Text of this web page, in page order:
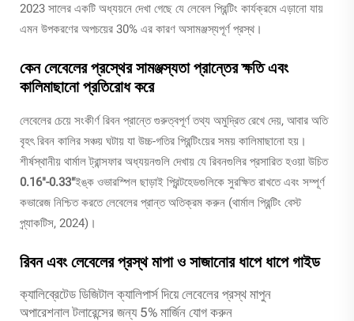
2023 সালের একটি অধ্যয়নে দেখা গেছে যে লেবেল প্রিন্টিং কার্যক্রমে এড়ানো যায়
এমন উপকরণের অপচয়ের 30% এর কারণ অসামঞ্জস্যপূর্ণ প্রস্থ।
কেন লেবেলের প্রস্থের সামঞ্জস্যতা প্রান্তের ক্ষতি এবং
কালিমাছানো প্রতিরোধ করে
লেবেলের চেয়ে সংকীর্ণ রিবন প্রান্তে গুরুত্বপূর্ণ তথ্য অমুদ্রিত রেখে দেয়, আবার অতি
বৃহৎ রিবন কালির সঞ্চয় ঘটায় যা উচ্চ-গতির প্রিন্টিংয়ের সময় কালিমাছানো হয়।
শীর্ষস্থানীয় থার্মাল ট্রান্সফার অধ্যয়নগুলি দেখায় যে রিবনগুলির প্রসারিত হওয়া উচিত
0.16"-0.33"ইঙ্ক ওভারস্পিল ছাড়াই প্রিন্টহেডগুলিকে সুরক্ষিত রাখতে এবং সম্পূর্ণ
কভারেজ নিশ্চিত করতে লেবেলের প্রান্ত অতিক্রম করুন (থার্মাল প্রিন্টিং বেস্ট
প্র্যাকটিস, 2024)।
রিবন এবং লেবেলের প্রস্থ মাপা ও সাজানোর ধাপে ধাপে গাইড
ক্যালিব্রেটেড ডিজিটাল ক্যালিপার্স দিয়ে লেবেলের প্রস্থ মাপুন
অপারেশনাল টলারেন্সের জন্য 5% মার্জিন যোগ করুন